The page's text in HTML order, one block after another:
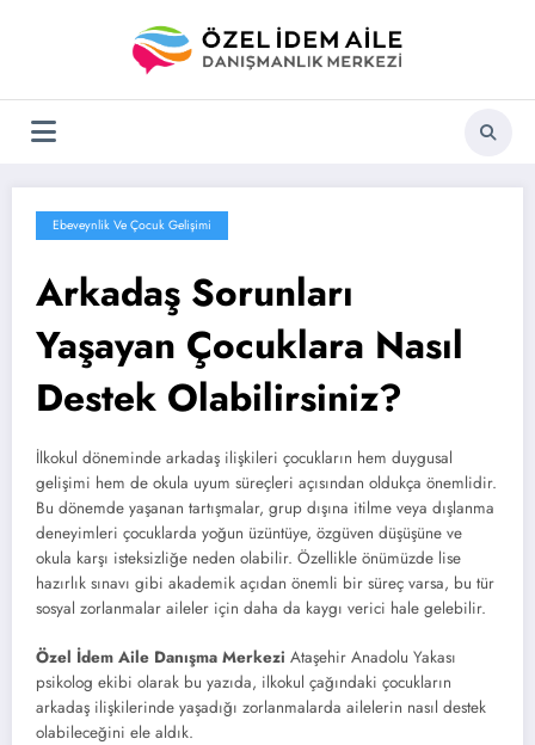
Ebeveynlik Ve Çocuk Gelişimi
Arkadaş Sorunları
Yaşayan Çocuklara Nasıl
Destek Olabilirsiniz?
İlkokul döneminde arkadaş ilişkileri çocukların hem duygusal
gelişimi hem de okula uyum süreçleri açısından oldukça önemlidir.
Bu dönemde yaşanan tartışmalar, grup dışına itilme veya dışlanma
deneyimleri çocuklarda yoğun üzüntüye, özgüven düşüşüne ve
okula karşı isteksizliğe neden olabilir. Özellikle önümüzde lise
hazırlık sınavı gibi akademik açıdan önemli bir süreç varsa, bu tür
sosyal zorlanmalar aileler için daha da kaygı verici hale gelebilir.
Özel İdem Aile Danışma Merkezi Ataşehir Anadolu Yakası
psikolog ekibi olarak bu yazıda, ilkokul çağındaki çocukların
arkadaş ilişkilerinde yaşadığı zorlanmalarda ailelerin nasıl destek
olabileceğini ele aldık.